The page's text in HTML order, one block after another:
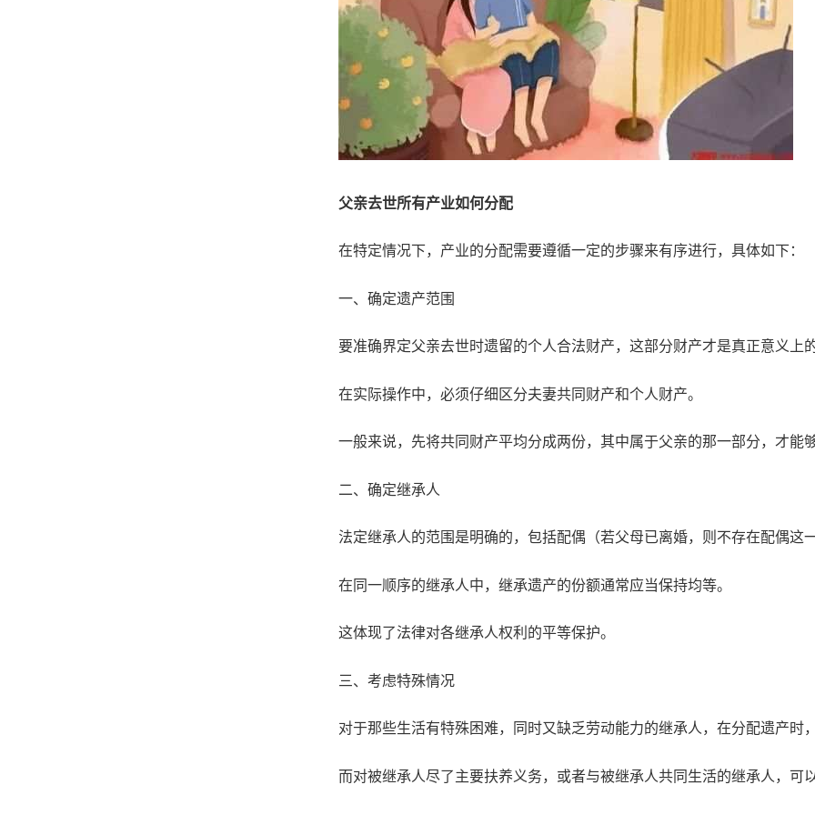
父亲去世所有产业如何分配
在特定情况下，产业的分配需要遵循一定的步骤来有序进行，具体如下：
一、确定遗产范围
要准确界定父亲去世时遗留的个人合法财产，这部分财产才是真正意义上
在实际操作中，必须仔细区分夫妻共同财产和个人财产。
一般来说，先将共同财产平均分成两份，其中属于父亲的那一部分，才能
二、确定继承人
法定继承人的范围是明确的，包括配偶（若父母已离婚，则不存在配偶这
在同一顺序的继承人中，继承遗产的份额通常应当保持均等。
这体现了法律对各继承人权利的平等保护。
三、考虑特殊情况
对于那些生活有特殊困难，同时又缺乏劳动能力的继承人，在分配遗产时
而对被继承人尽了主要扶养义务，或者与被继承人共同生活的继承人，可